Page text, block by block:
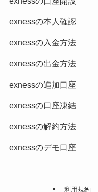
exnessの本人確認
exnessの入金方法
exnessの出金方法
exnessの追加口座
exnessの口座凍結
exnessの解約方法
exnessのデモ口座
利用規約